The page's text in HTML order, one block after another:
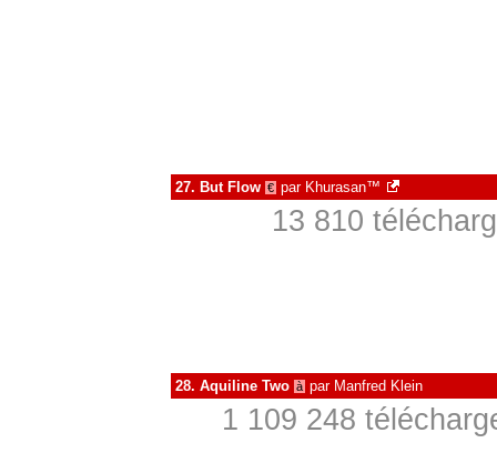
27. But Flow € par Khurasan™
13 810
28. Aquiline Two à par Manfred Klein
1 109 248